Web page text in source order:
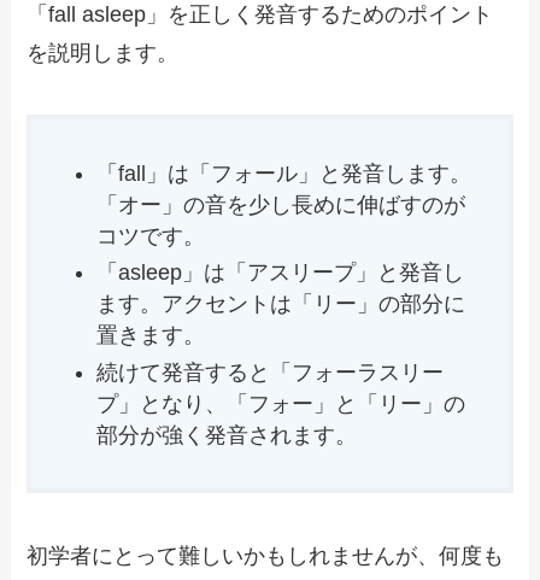
「fall asleep」を正しく発音するためのポイント
を説明します。
「fall」は「フォール」と発音します。
「オー」の音を少し長めに伸ばすのが
コツです。
「asleep」は「アスリープ」と発音し
ます。アクセントは「リー」の部分に
置きます。
続けて発音すると「フォーラスリー
プ」となり、「フォー」と「リー」の
部分が強く発音されます。
初学者にとって難しいかもしれませんが、何度も